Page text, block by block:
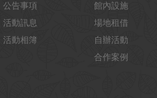
公告事項
活動訊息
活動相簿
館內設施
場地租借
自辦活動
合作案例